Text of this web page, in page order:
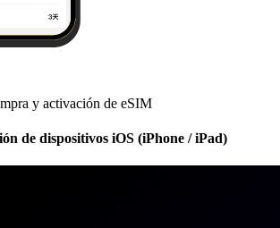
y activación de eSIM
de dispositivos iOS (iPhone / iPad)